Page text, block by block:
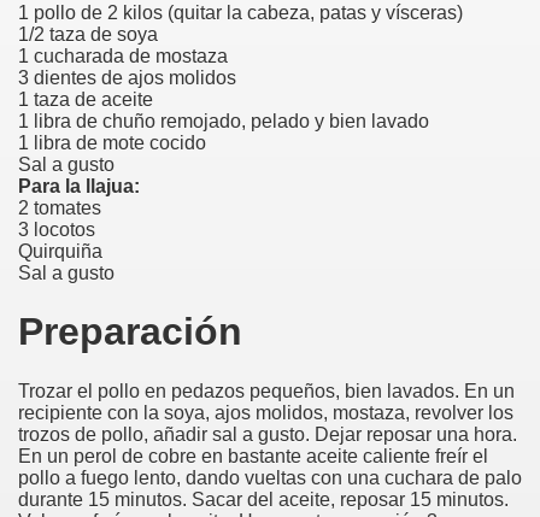
1 pollo de 2 kilos (quitar la cabeza, patas y vísceras)
1/2 taza de soya
1 cucharada de mostaza
3 dientes de ajos molidos
1 taza de aceite
1 libra de chuño remojado, pelado y bien lavado
1 libra de mote cocido
Sal a gusto
Para la llajua:
2 tomates
3 locotos
Quirquiña
Sal a gusto
Preparación
Trozar el pollo en pedazos pequeños, bien lavados. En un
recipiente con la soya, ajos molidos, mostaza, revolver los
trozos de pollo, añadir sal a gusto. Dejar reposar una hora.
En un perol de cobre en bastante aceite caliente freír el
pollo a fuego lento, dando vueltas con una cuchara de palo
durante 15 minutos. Sacar del aceite, reposar 15 minutos.